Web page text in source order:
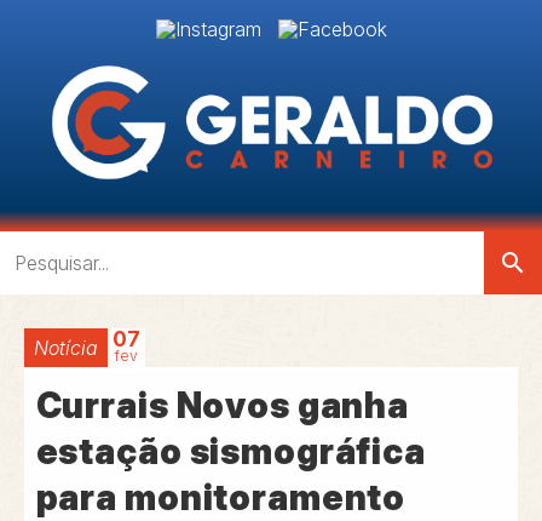
search
Notícia 07
fev
Currais Novos ganha
estação sismográfica
para monitoramento